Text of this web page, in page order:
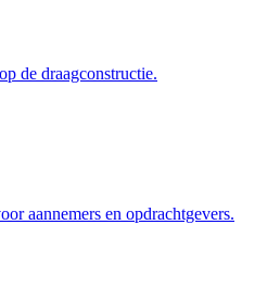
de draagconstructie.
aannemers en opdrachtgevers.